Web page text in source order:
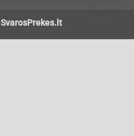
SvarosPrekes.lt